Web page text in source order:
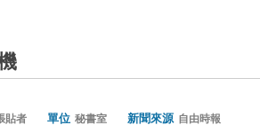
貼者 單位 秘書室 新聞來源 自由時報